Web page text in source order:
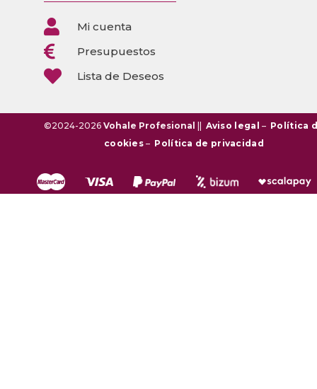
 Mi cuenta
 Presupuestos
 Lista de Deseos
©2024-2026 Vohale Profesional Aviso legal – Política
cookies– Política de privacidad